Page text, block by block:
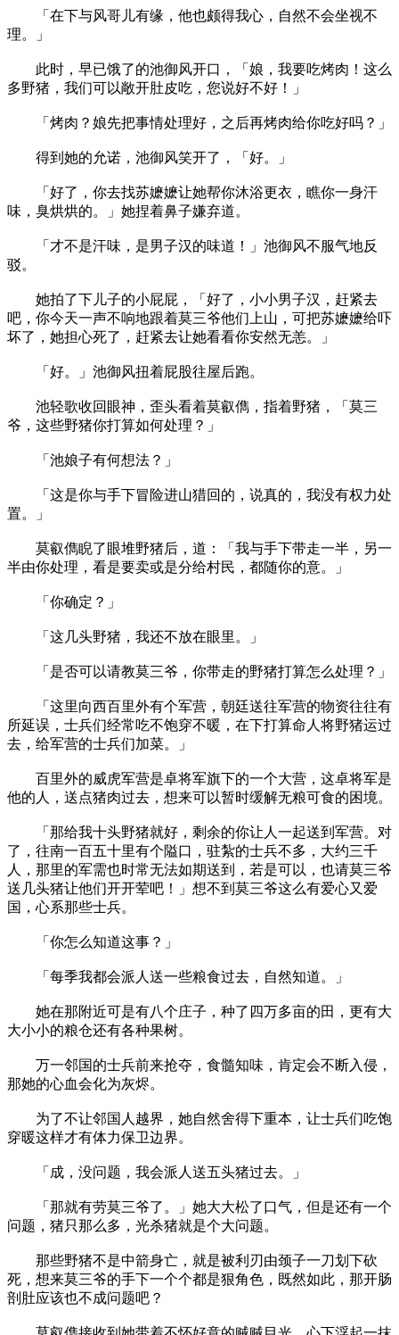
「在下与风哥儿有缘，他也颇得我心，自然不会坐视不
理。」
此时，早已饿了的池御风开口，「娘，我要吃烤肉！这么
多野猪，我们可以敞开肚皮吃，您说好不好！」
「烤肉？娘先把事情处理好，之后再烤肉给你吃好吗？」
得到她的允诺，池御风笑开了，「好。」
「好了，你去找苏嬷嬷让她帮你沐浴更衣，瞧你一身汗
味，臭烘烘的。」她捏着鼻子嫌弃道。
「才不是汗味，是男子汉的味道！」池御风不服气地反
驳。
她拍了下儿子的小屁屁，「好了，小小男子汉，赶紧去
吧，你今天一声不响地跟着莫三爷他们上山，可把苏嬷嬷给吓
坏了，她担心死了，赶紧去让她看看你安然无恙。」
「好。」池御风扭着屁股往屋后跑。
池轻歌收回眼神，歪头看着莫叡儁，指着野猪，「莫三
爷，这些野猪你打算如何处理？」
「池娘子有何想法？」
「这是你与手下冒险进山猎回的，说真的，我没有权力处
置。」
莫叡儁睨了眼堆野猪后，道：「我与手下带走一半，另一
半由你处理，看是要卖或是分给村民，都随你的意。」
「你确定？」
「这几头野猪，我还不放在眼里。」
「是否可以请教莫三爷，你带走的野猪打算怎么处理？」
「这里向西百里外有个军营，朝廷送往军营的物资往往有
所延误，士兵们经常吃不饱穿不暖，在下打算命人将野猪运过
去，给军营的士兵们加菜。」
百里外的威虎军营是卓将军旗下的一个大营，这卓将军是
他的人，送点猪肉过去，想来可以暂时缓解无粮可食的困境。
「那给我十头野猪就好，剩余的你让人一起送到军营。对
了，往南一百五十里有个隘口，驻紮的士兵不多，大约三千
人，那里的军需也时常无法如期送到，若是可以，也请莫三爷
送几头猪让他们开开荤吧！」想不到莫三爷这么有爱心又爱
国，心系那些士兵。
「你怎么知道这事？」
「每季我都会派人送一些粮食过去，自然知道。」
她在那附近可是有八个庄子，种了四万多亩的田，更有大
大小小的粮仓还有各种果树。
万一邻国的士兵前来抢夺，食髓知味，肯定会不断入侵，
那她的心血会化为灰烬。
为了不让邻国人越界，她自然舍得下重本，让士兵们吃饱
穿暖这样才有体力保卫边界。
「成，没问题，我会派人送五头猪过去。」
「那就有劳莫三爷了。」她大大松了口气，但是还有一个
问题，猪只那么多，光杀猪就是个大问题。
那些野猪不是中箭身亡，就是被利刃由颈子一刀划下砍
死，想来莫三爷的手下一个个都是狠角色，既然如此，那开肠
剖肚应该也不成问题吧？